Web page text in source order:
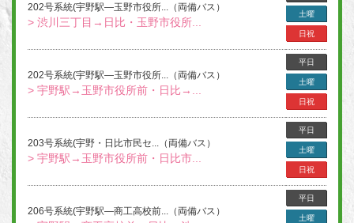
202号系統(宇野駅―玉野市役所...（両備バス）
> 渋川三丁目→日比・玉野市役所...
土曜
日祝
202号系統(宇野駅―玉野市役所...（両備バス）
> 宇野駅→玉野市役所前・日比→...
平日
土曜
日祝
203号系統(宇野・日比市民セ...（両備バス）
> 宇野駅→玉野市役所前・日比市...
平日
土曜
日祝
206号系統(宇野駅―商工高校前...（両備バス）
平日
土曜